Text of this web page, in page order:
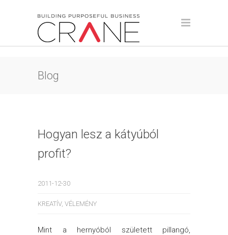
Blog
Hogyan lesz a kátyúból
profit?
2011-12-30
KREATÍV, VÉLEMÉNY
Mint a hernyóból született pillangó,